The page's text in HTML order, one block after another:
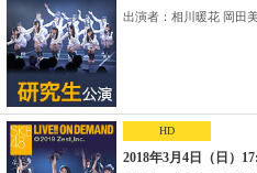
出演者：相川暖花 岡田
HD
2018年3月4日（日）